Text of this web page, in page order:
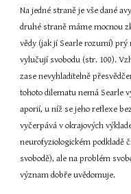
Na jedné straně je vše dané
druhé straně máme mocnou
vědy (jak jí Searle rozumí)
vylučují svobodu (str. 100).
zase nevyhladitelně
tohoto dilematu nemá Searle
aporií, u níž se jeho reflexe
vyčerpává v okrajových
neurofyziologickém podkladě
svobodě), ale na problém
význam dobře uvědomuje.